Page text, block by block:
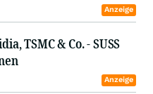
Anzeige
TSMC & Co. - SUSS
Anzeige